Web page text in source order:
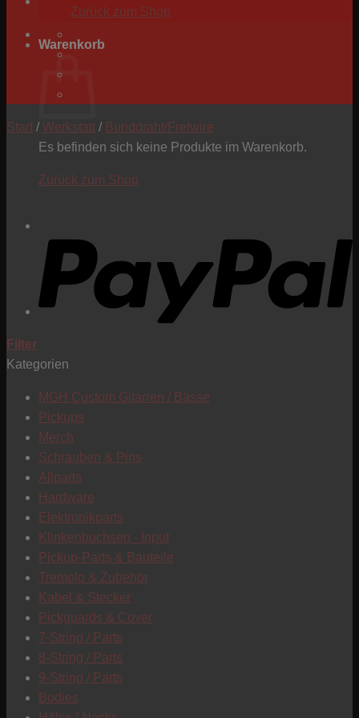
Zurück zum Shop
Warenkorb
Es befinden sich keine Produkte im Warenkorb.
Zurück zum Shop
Start / Werkstatt / Bunddraht/Fretwire
Filter
Kategorien
MGH Custom Gitarren / Bässe
Pickups
Merch
Schrauben & Pins
Allparts
Hardware
Elektronikparts
Klinkenbuchsen - Input
Pickup-Parts & Bauteile
Tremolo & Zubehör
Kabel & Stecker
Pickguards & Cover
7-String / Parts
8-String / Parts
9-String / Parts
Bodies